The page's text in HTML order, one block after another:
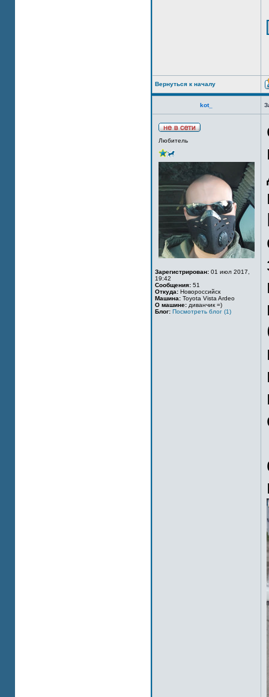
Вернуться к началу
kot_
Любитель
Зарегистрирован: 01 июл 2017,
19:42
Сообщения: 51
Откуда: Новороссийск
Машина: Toyota Vista Ardeo
О машине: диванчик =)
Блог: Посмотреть блог (1)